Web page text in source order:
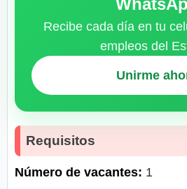
Recibe cada día en tu
empleos del
Unirme
Requisitos
Número de vacantes: 1